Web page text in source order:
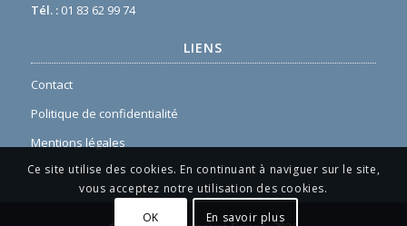
Tél. :01 83 62 99 74
LIENS
Contact
Politique de confidentialité
Mentions légales
Ce site utilise des cookies. En continuant à naviguer sur le site,
vous acceptez notre utilisation des cookies.
OK
En savoir plus